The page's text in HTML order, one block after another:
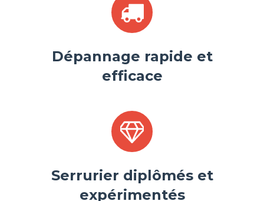
Dépannage rapide et
efficace
Serrurier diplômés et
expérimentés